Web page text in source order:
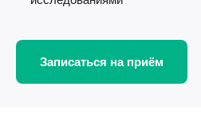
Записаться на приём